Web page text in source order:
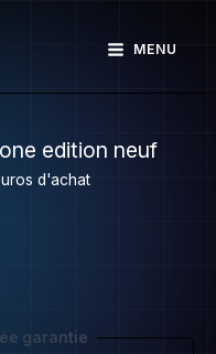
MENU
edition neuf
d'achat
garantie